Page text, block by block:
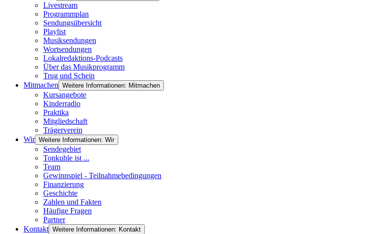
Livestream
Programmplan
Sendungsübersicht
Playlist
Musiksendungen
Wortsendungen
Lokalredaktions-Podcasts
Über das Musikprogramm
Trug und Schein
Mitmachen Weitere Informationen: Mitmachen
Kursangebote
Kinderradio
Praktika
Mitgliedschaft
Trägerverein
Wir Weitere Informationen: Wir
Sendegebiet
Tonkuhle ist ...
Team
Gewinnspiel - Teilnahmebedingungen
Finanzierung
Geschichte
Zahlen und Fakten
Häufige Fragen
Partner
Kontakt Weitere Informationen: Kontakt